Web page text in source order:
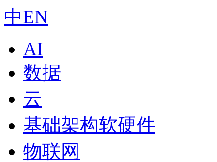
中EN
AI
数据
云
基础架构软硬件
物联网